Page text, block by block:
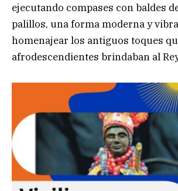
ejecutando compases con baldes
palillos, una forma moderna y
homenajear los antiguos toques
afrodescendientes brindaban al